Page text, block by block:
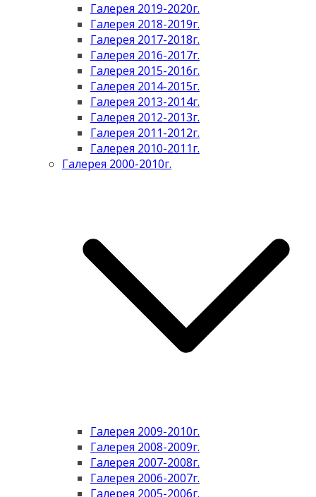
Галерея 2019-2020г.
Галерея 2018-2019г.
Галерея 2017-2018г.
Галерея 2016-2017г.
Галерея 2015-2016г.
Галерея 2014-2015г.
Галерея 2013-2014г.
Галерея 2012-2013г.
Галерея 2011-2012г.
Галерея 2010-2011г.
Галерея 2000-2010г.
Галерея 2009-2010г.
Галерея 2008-2009г.
Галерея 2007-2008г.
Галерея 2006-2007г.
Галерея 2005-2006г.